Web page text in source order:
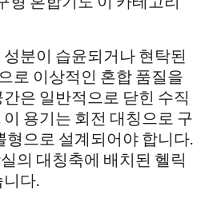
분이 습윤되거나 현탁된
로 이상적인 혼합 품질을
은 일반적으로 닫힌 수직
용기는 회전 대칭으로 구
형으로 설계되어야 합니다.
의 대칭축에 배치된 헬릭
다.